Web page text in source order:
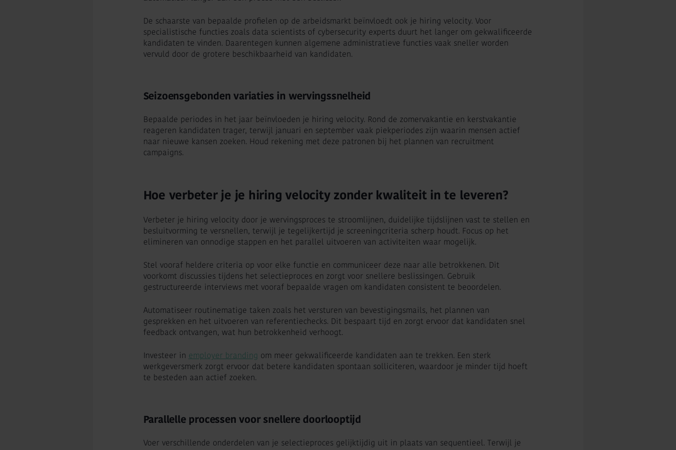
De schaarste van bepaalde profielen op de arbeidsmarkt beïnvloedt ook je hiring velocity. Voor
specialistische functies zoals data scientists of cybersecurity experts duurt het langer om gekwalificeerde
kandidaten te vinden. Daarentegen kunnen algemene administratieve functies vaak sneller worden
vervuld door de grotere beschikbaarheid van kandidaten.
Seizoensgebonden variaties in wervingssnelheid
Bepaalde periodes in het jaar beïnvloeden je hiring velocity. Rond de zomervakantie en kerstvakantie
reageren kandidaten trager, terwijl januari en september vaak piekperiodes zijn waarin mensen actief
naar nieuwe kansen zoeken. Houd rekening met deze patronen bij het plannen van recruitment
campaigns.
Hoe verbeter je je hiring velocity zonder kwaliteit in te leveren?
Verbeter je hiring velocity door je wervingsproces te stroomlijnen, duidelijke tijdslijnen vast te stellen en
besluitvorming te versnellen, terwijl je tegelijkertijd je screeningcriteria scherp houdt. Focus op het
elimineren van onnodige stappen en het parallel uitvoeren van activiteiten waar mogelijk.
Stel vooraf heldere criteria op voor elke functie en communiceer deze naar alle betrokkenen. Dit
voorkomt discussies tijdens het selectieproces en zorgt voor snellere beslissingen. Gebruik
gestructureerde interviews met vooraf bepaalde vragen om kandidaten consistent te beoordelen.
Automatiseer routinematige taken zoals het versturen van bevestigingsmails, het plannen van
gesprekken en het uitvoeren van referentiechecks. Dit bespaart tijd en zorgt ervoor dat kandidaten snel
feedback ontvangen, wat hun betrokkenheid verhoogt.
Investeer in employer branding om meer gekwalificeerde kandidaten aan te trekken. Een sterk
werkgeversmerk zorgt ervoor dat betere kandidaten spontaan solliciteren, waardoor je minder tijd hoeft
te besteden aan actief zoeken.
Parallelle processen voor snellere doorlooptijd
Voer verschillende onderdelen van je selectieproces gelijktijdig uit in plaats van sequentieel. Terwijl je